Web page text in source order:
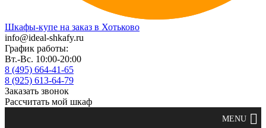
Шкафы-купе на заказ в Хотьково
info@ideal-shkafy.ru
График работы:
Вт.-Вс. 10:00-20:00
8 (495) 664-41-65
8 (925) 613-64-79
Заказать звонок
Рассчитать мой шкаф